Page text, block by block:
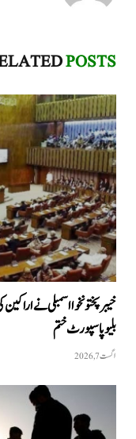
POSTS
خیبرپختونخوا اسمبلی نے
بلیو پاسپورٹ ختم
اگست 7, 2026